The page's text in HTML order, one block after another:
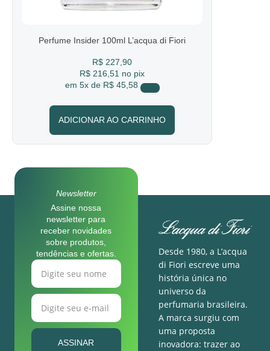
Perfume Insider 100ml L’acqua di Fiori
R$ 227,90
R$ 216,51 no pix
em 5x deR$ 45,58
ADICIONAR AO CARRINHO
Newsletter
Assine nossa
newsletter para
receber novidades
sobre produtos,
tendências e ofertas.
ASSINAR
Desde 1980, a L’acqua
di Fiori escreve uma
história única no
universo da
perfumaria brasileira.
A marca surgiu com
uma proposta
inovadora: trazer ao